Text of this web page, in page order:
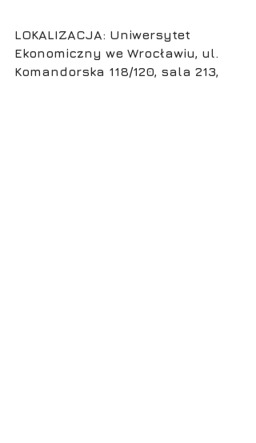
LOKALIZACJA: Uniwersytet
Ekonomiczny we Wrocławiu, ul.
Komandorska 118/120, sala 213,